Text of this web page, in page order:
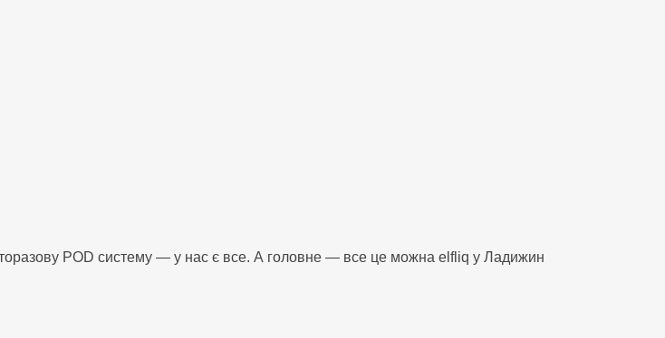
POD систему — у нас є все. А головне — все це можна elfliq у Ладижин